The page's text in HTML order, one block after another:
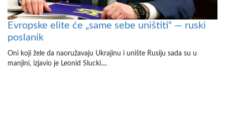
Evropske elite će „same sebe uništiti“ — ruski
poslanik
Oni koji žele da naoružavaju Ukrajinu i unište Rusiju sada su u
manjini, izjavio je Leonid Slucki....